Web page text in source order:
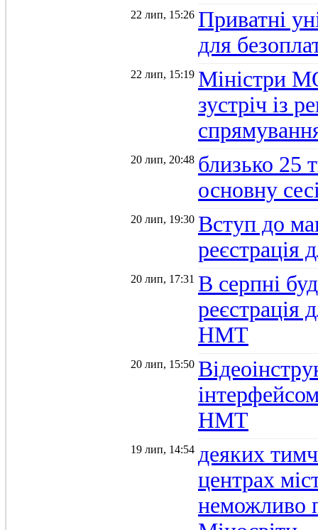
22 лип, 15:26 Приватні
для
22 лип, 15:19 Міністри
зустріч із
20 лип, 20:48 близько 25
основну
20 лип, 19:30 Вступ до
20 лип, 17:31 В серпні
реєстрація
НМТ
20 лип, 15:50
НМТ
19 лип, 14:54 деяких
центрах
неможливо